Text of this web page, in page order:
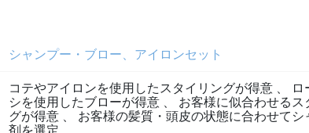
シャンプー・ブロー、アイロンセット
コテやアイロンを使用したスタイリングが得意
ロ
シを使用したブローが得意
お客様に似合わせるス
グが得意
お客様の髪質・頭皮の状態に合わせてシ
剤を選定